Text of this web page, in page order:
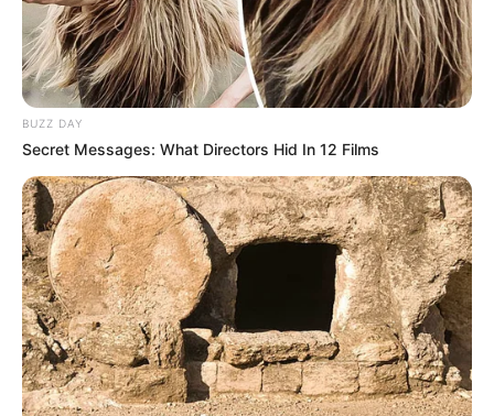
Kompass zu den Nachbarregionen von
Sensbachtal:
N
W O
S
Zum Baden in und um Sensbachtal sowie in der Region
Naturpark Neckartal-Odenwald gibt es viele
Möglichkeiten, zu denen Spaßbäder, Freizeitbäder,
Schwimmhallen, Schwimmbäder, Freibäder, Badeseen,
Kurbäder und Wellnessbäder aber auch Saunawelten
und Saunalandschaften gehören. Die aufgelisteten
BUZZ DAY
Secret Messages: What Directors Hid In 12 Films